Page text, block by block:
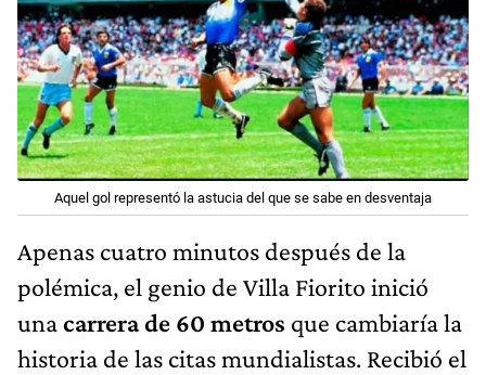
Aquel gol representó la astucia del que se sabe en desventaja
Apenas cuatro minutos después de la
polémica, el genio de Villa Fiorito inició
unacarrera de 60 metros que cambiaría la
historia de las citas mundialistas. Recibió el